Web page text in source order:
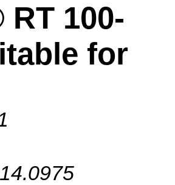
100-
for